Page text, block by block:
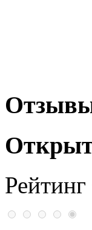
Рейтинг